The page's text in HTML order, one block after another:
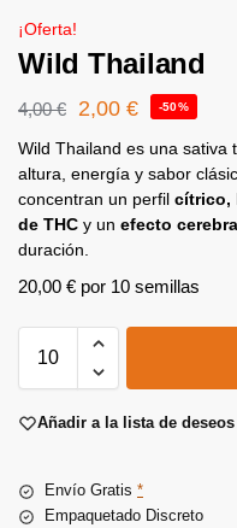
¡Oferta!
Wild Thailand
4,00€ 2,00 € -50%
Wild Thailand es una sativa
altura, energía y sabor
concentran un perfil cítrico,
de THC y un efecto
duración.
20,00 € por 10 semillas
Añadir a la lista de deseos
Envío Gratis *
Empaquetado Discreto